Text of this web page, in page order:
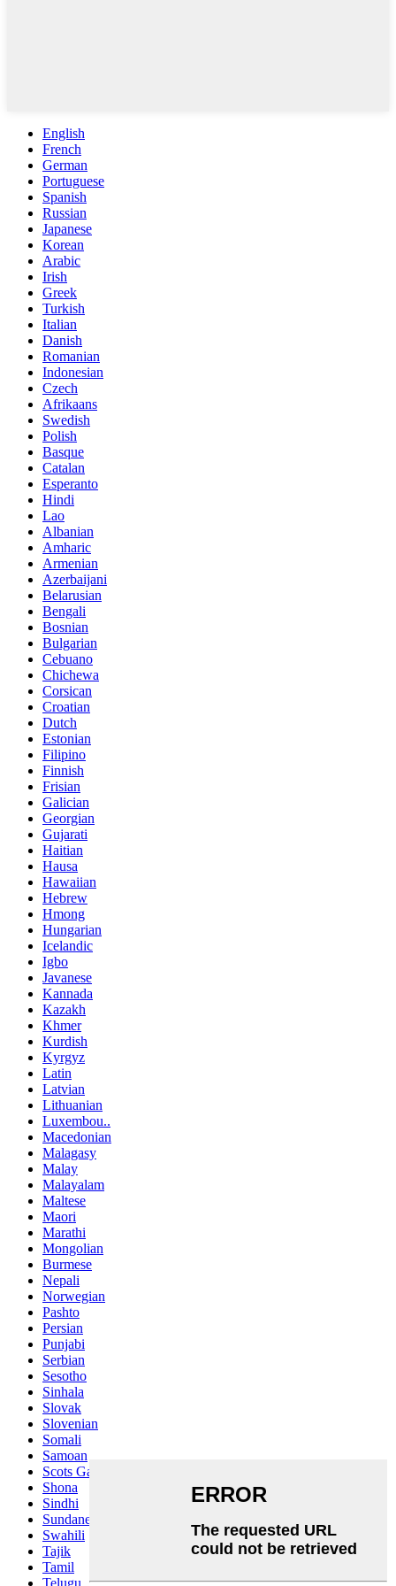
English
French
German
Portuguese
Spanish
Russian
Japanese
Korean
Arabic
Irish
Greek
Turkish
Italian
Danish
Romanian
Indonesian
Czech
Afrikaans
Swedish
Polish
Basque
Catalan
Esperanto
Hindi
Lao
Albanian
Amharic
Armenian
Azerbaijani
Belarusian
Bengali
Bosnian
Bulgarian
Cebuano
Chichewa
Corsican
Croatian
Dutch
Estonian
Filipino
Finnish
Frisian
Galician
Georgian
Gujarati
Haitian
Hausa
Hawaiian
Hebrew
Hmong
Hungarian
Icelandic
Igbo
Javanese
Kannada
Kazakh
Khmer
Kurdish
Kyrgyz
Latin
Latvian
Lithuanian
Luxembou..
Macedonian
Malagasy
Malay
Malayalam
Maltese
Maori
Marathi
Mongolian
Burmese
Nepali
Norwegian
Pashto
Persian
Punjabi
Serbian
Sesotho
Sinhala
Slovak
Slovenian
Somali
Samoan
Scots Gaelic
Shona
Sindhi
Sundanese
Swahili
Tajik
Tamil
Telugu